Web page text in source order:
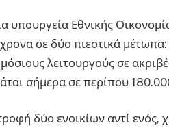
Εθνικής
σε δύο πιεστικά
λειτουργούς σε
σήμερα σε περίπου
δύο ενοικίων αντί ενός,